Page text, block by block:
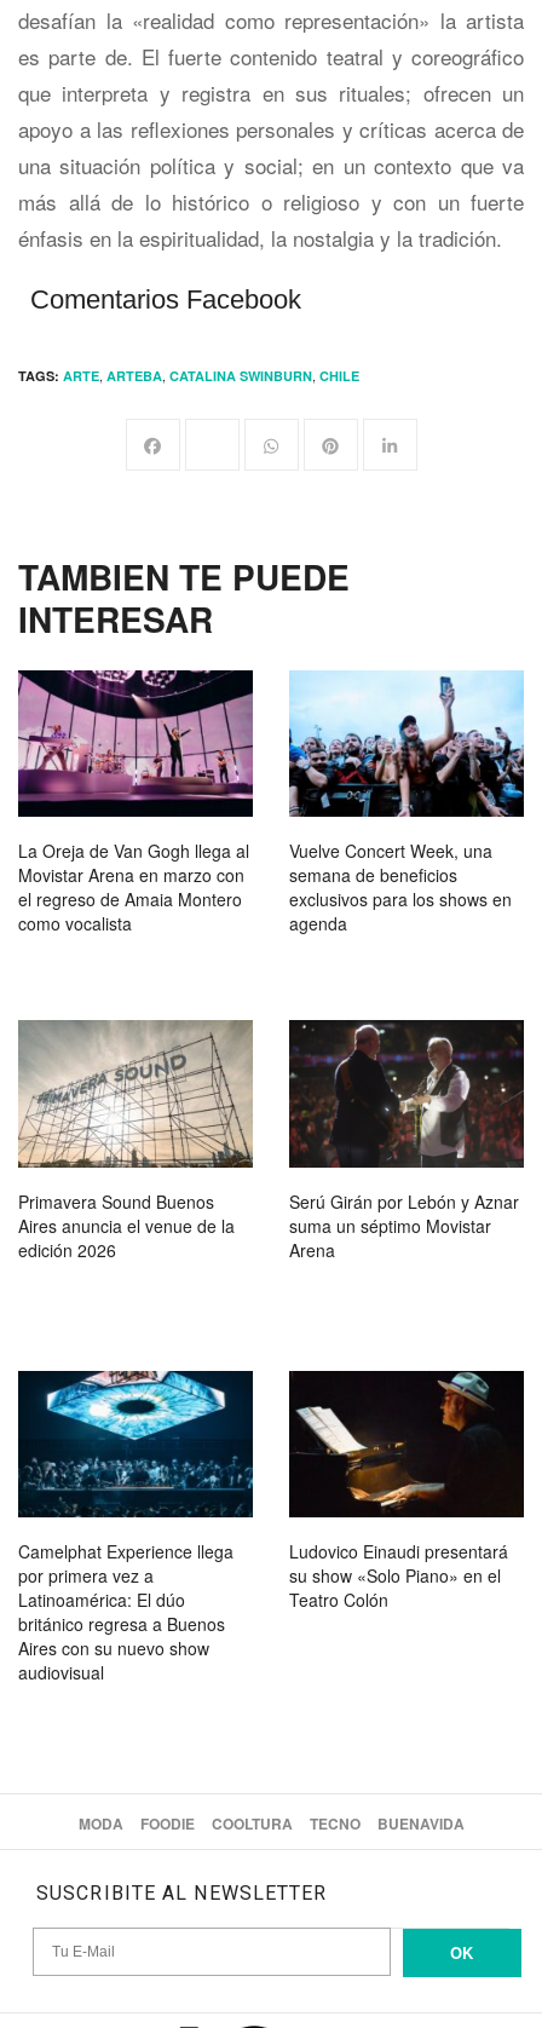
desafían la «realidad como representación» la artista
es parte de. El fuerte contenido teatral y coreográfico
que interpreta y registra en sus rituales; ofrecen un
apoyo a las reflexiones personales y críticas acerca de
una situación política y social; en un contexto que va
más allá de lo histórico o religioso y con un fuerte
énfasis en la espiritualidad, la nostalgia y la tradición.
Comentarios Facebook
TAGS: ARTE, ARTEBA, CATALINA SWINBURN, CHILE
TAMBIEN TE PUEDE
INTERESAR
La Oreja de Van Gogh llega al
Movistar Arena en marzo con
el regreso de Amaia Montero
como vocalista
Vuelve Concert Week, una
semana de beneficios
exclusivos para los shows en
agenda
Primavera Sound Buenos
Aires anuncia el venue de la
edición 2026
Serú Girán por Lebón y Aznar
suma un séptimo Movistar
Arena
Camelphat Experience llega
por primera vez a
Latinoamérica: El dúo
británico regresa a Buenos
Aires con su nuevo show
audiovisual
Ludovico Einaudi presentará
su show «Solo Piano» en el
Teatro Colón
MODA FOODIE COOLTURA TECNO BUENAVIDA
SUSCRIBITE AL NEWSLETTER
OK